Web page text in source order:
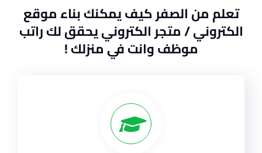
تعلم من الصفر كيف يمكنك بناء موقع
الكتروني / متجر الكتروني يحقق لك راتب
موظف وانت في منزلك !